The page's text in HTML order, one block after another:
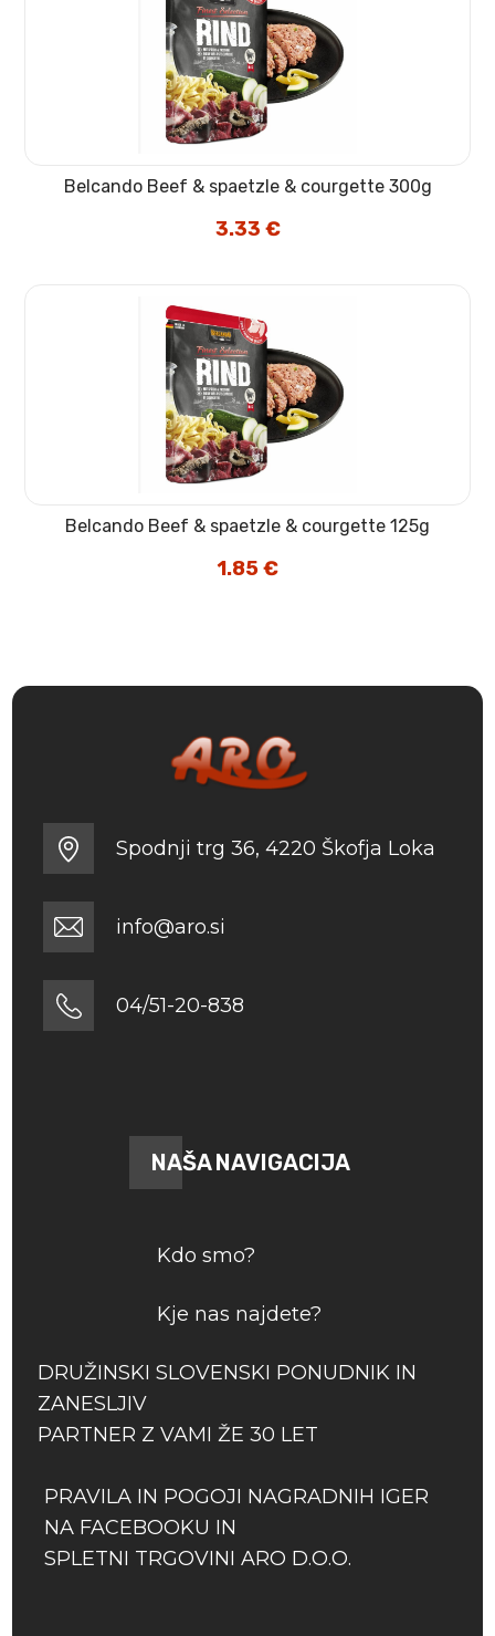
Belcando Beef & spaetzle & courgette 300g
3.33 €
Belcando Beef & spaetzle & courgette 125g
1.85€
Spodnji trg 36, 4220 Škofja Loka
info@aro.si
04/51-20-838
NAŠA NAVIGACIJA
Kdo smo?
Kje nas najdete?
DRUŽINSKI SLOVENSKI PONUDNIK IN
ZANESLJIV
PARTNER Z VAMI ŽE 30 LET
PRAVILA IN POGOJI NAGRADNIH IGER
NA FACEBOOKU IN
SPLETNI TRGOVINI ARO D.O.O.